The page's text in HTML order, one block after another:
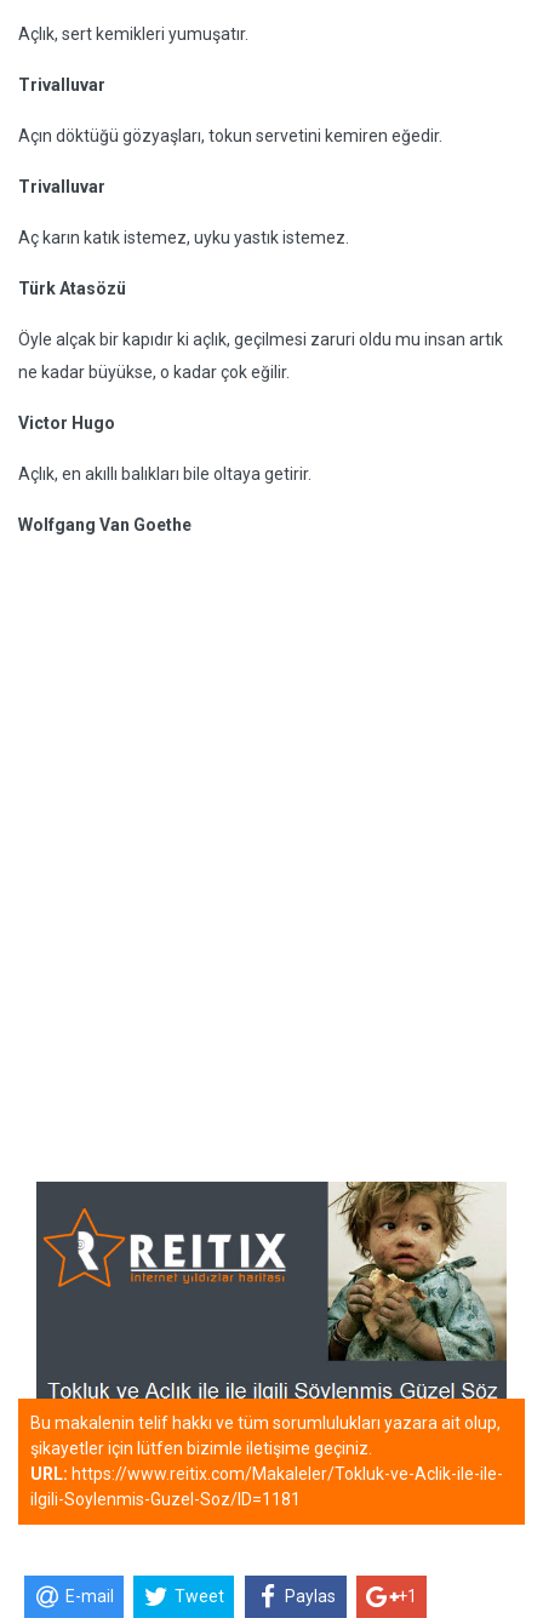
Açlık, sert kemikleri yumuşatır.
Trivalluvar
Açın döktüğü gözyaşları, tokun servetini kemiren eğedir.
Trivalluvar
Aç karın katık istemez, uyku yastık istemez.
Türk Atasözü
Öyle alçak bir kapıdır ki açlık, geçilmesi zaruri oldu mu insan artık
ne kadar büyükse, o kadar çok eğilir.
Victor Hugo
Açlık, en akıllı balıkları bile oltaya getirir.
Wolfgang Van Goethe
Bu makalenin telif hakkı ve tüm sorumlulukları yazara ait olup,
şikayetler için lütfen bizimle iletişime geçiniz.
URL: https://www.reitix.com/Makaleler/Tokluk-ve-Aclik-ile-ile-
ilgili-Soylenmis-Guzel-Soz/ID=1181
E-mail Tweet Paylas +1